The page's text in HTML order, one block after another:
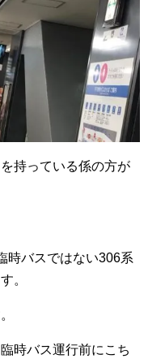
持っている係の方が
時バスではない306系
。
時バス運行前にこち